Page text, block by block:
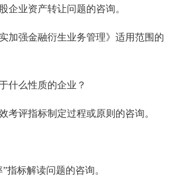
企业资产转让问题的咨询。
加强金融衍生业务管理》适用范围的
什么性质的企业？
考评指标制定过程或原则的咨询。
指标解读问题的咨询。